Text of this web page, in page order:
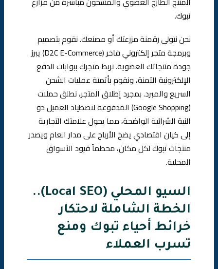
تبوك.
نحن نتولى رقمنة مزرعتك أو مصنعك. نقوم بتصميم
وبرمجة متجر إلكتروني فاخر (D2C E-Commerce) يبرز
جودة منتجاتك العضوية. نربط متجرك ببوابات الدفع
الإلكترونية الآمنة، ونقوم بأتمتة عمليات الشحن
السريع والمبرد. بمجرد إطلاق المتجر، نطلق حملات
(Google Shopping) المدفوعة لاصطياد العميل ذو
النية الشرائية الواضحة، مما يحول علامتك التجارية
إلى كيان اقتصادي يضخ الأرباح على مدار العام ويصدر
منتجات تبوك لكل مكان، محطماً قيود الأسواق
المحلية.
السيو المحلي (Local SEO)..
الخطة الشاملة لاحتكار
خرائط أحياء تبوك ومنع
تسرب العملاء